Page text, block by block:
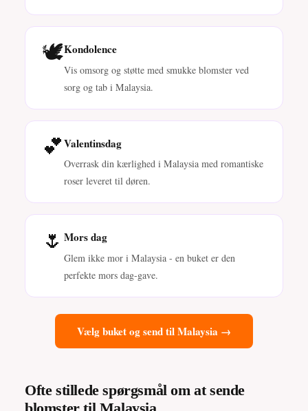
🕊️Kondolence
Vis omsorg og støtte med smukke blomster ved
sorg og tab i Malaysia.
💕Valentinsdag
Overrask din kærlighed i Malaysia med romantiske
roser leveret til døren.
🌷 Mors dag
Glem ikke mor i Malaysia - en buket er den
perfekte mors dag-gave.
Vælg buket og send til Malaysia →
Ofte stillede spørgsmål om at sende